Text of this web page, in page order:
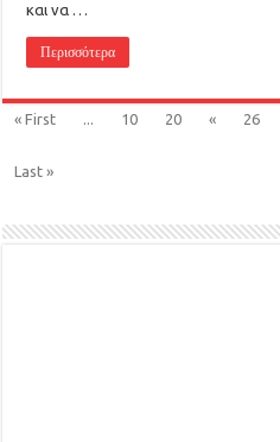
και να …
Περισσότερα
« First ... 10 20 « 26
Last »